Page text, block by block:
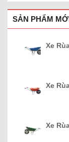
SẢN PHẨM
Xe
Xe
Xe